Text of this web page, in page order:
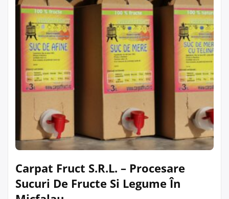
Carpat Fruct S.R.L. – Procesare
Sucuri De Fructe Si Legume În